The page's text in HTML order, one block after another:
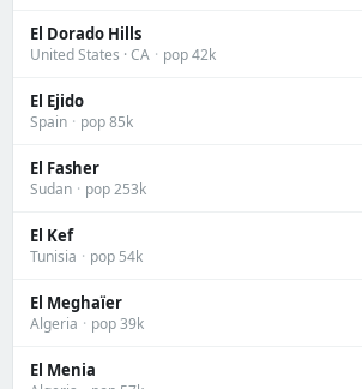
El Dorado Hills
United States · CA · pop 42k
El Ejido
Spain · pop 85k
El Fasher
Sudan · pop 253k
El Kef
Tunisia · pop 54k
El Meghaïer
Algeria · pop 39k
El Menia